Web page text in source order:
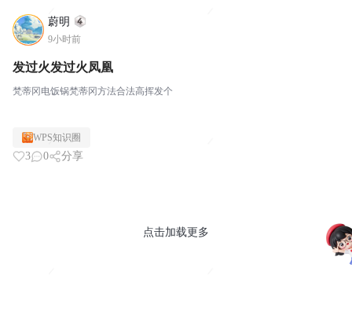
蔚明
9小时前
发过火发过火凤凰
梵蒂冈电饭锅梵蒂冈方法合法高挥发个
WPS知识圈
3 0 分享
点击加载更多